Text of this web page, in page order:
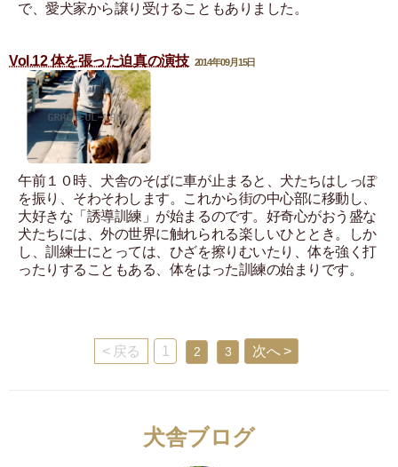
で、愛犬家から譲り受けることもありました。
Vol.12 体を張った迫真の演技 2014年09月15日
午前１０時、犬舎のそばに車が止まると、犬たちはしっぽ
を振り、そわそわします。これから街の中心部に移動し、
大好きな「誘導訓練」が始まるのです。好奇心がおう盛な
犬たちには、外の世界に触れられる楽しいひととき。しか
し、訓練士にとっては、ひざを擦りむいたり、体を強く打
ったりすることもある、体をはった訓練の始まりです。
< 戻る 1 2 3 次へ >
犬舎ブログ